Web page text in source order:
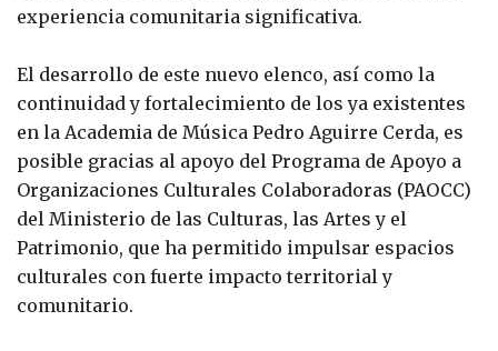
experiencia comunitaria significativa.
El desarrollo de este nuevo elenco, así como la
continuidad y fortalecimiento de los ya existentes
en la Academia de Música Pedro Aguirre Cerda, es
posible gracias al apoyo del Programa de Apoyo a
Organizaciones Culturales Colaboradoras (PAOCC)
del Ministerio de las Culturas, las Artes y el
Patrimonio, que ha permitido impulsar espacios
culturales con fuerte impacto territorial y
comunitario.